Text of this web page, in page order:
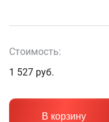
Стоимость:
1 527 руб.
В корзину